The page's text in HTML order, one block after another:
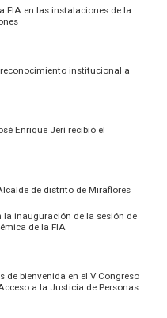
FIA en las instalaciones de la
institucional a
Enrique Jerí recibió el
de distrito de Miraflores
la inauguración de la sesión de
de la FIA
de bienvenida en el V Congreso
a la Justicia de Personas